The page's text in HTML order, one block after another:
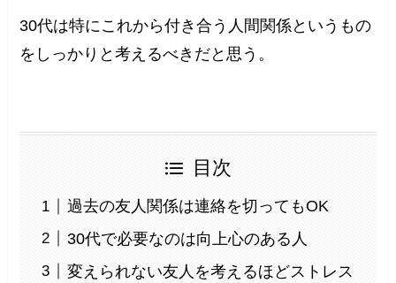
30代は特にこれから付き合う人間関係というもの
をしっかりと考えるべきだと思う。
目次
過去の友人関係は連絡を切ってもOK
30代で必要なのは向上心のある人
変えられない友人を考えるほどストレス